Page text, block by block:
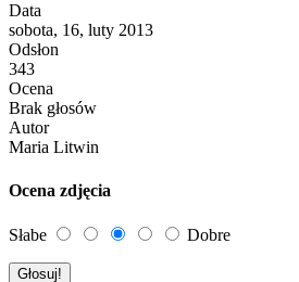
Data
sobota, 16, luty 2013
Odsłon
343
Ocena
Brak głosów
Autor
Maria Litwin
Ocena zdjęcia
Słabe Dobre